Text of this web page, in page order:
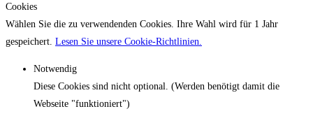
Cookies
Wählen Sie die zu verwendenden Cookies. Ihre Wahl wird für 1 Jahr
gespeichert. Lesen Sie unsere Cookie-Richtlinien.
Notwendig
Diese Cookies sind nicht optional. (Werden benötigt damit die
Webseite "funktioniert")